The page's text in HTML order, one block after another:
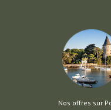
Nos offres sur